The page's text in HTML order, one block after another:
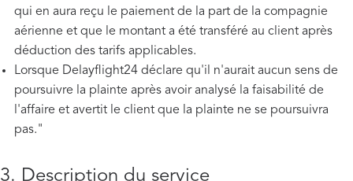
qui en aura reçu le paiement de la part de la compagnie
aérienne et que le montant a été transféré au client après
déduction des tarifs applicables.
Lorsque Delayflight24 déclare qu'il n'aurait aucun sens de
poursuivre la plainte après avoir analysé la faisabilité de
l'affaire et avertit le client que la plainte ne se poursuivra
pas."
3. Description du service